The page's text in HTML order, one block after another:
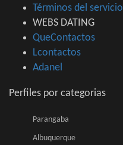
Términos del servicio
WEBS DATING
QueContactos
Lcontactos
Adanel
Perfiles por categorias
Parangaba
Albuquerque